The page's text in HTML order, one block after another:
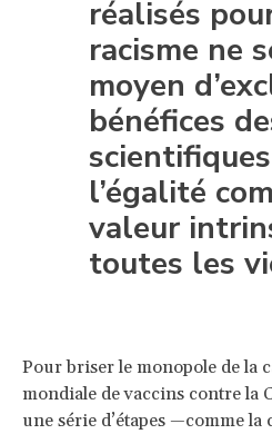
réalisés
racisme ne
moyen
bénéfices
l’égalité
valeur
toutes les
Pour briser le monopole de la
mondiale de vaccins contre la
une série d’étapes —comme